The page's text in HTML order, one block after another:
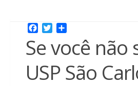
Facebook
Twitter
Se você
USP São